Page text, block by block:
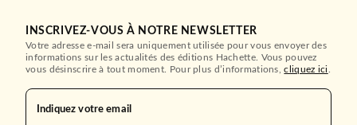
INSCRIVEZ-VOUS À NOTRE NEWSLETTER
Votre adresse e-mail sera uniquement utilisée pour vous envoyer des
informations sur les actualités des éditions Hachette. Vous pouvez
vous désinscrire à tout moment. Pour plus d’informations,cliquez ici
Indiquez votre email